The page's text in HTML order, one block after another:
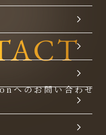
のお問い合わせ